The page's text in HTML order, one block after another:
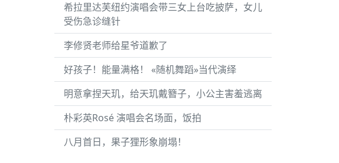
希拉里达芙纽约演唱会带三女上台吃披萨，女儿
受伤急诊缝针
李修贤老师给星爷道歉了
好孩子！能量满格！ «随机舞蹈»当代演绎
明意拿捏天玑，给天玑戴簪子，小公主害羞逃离
朴彩英Rosé 演唱会名场面，饭拍
八月首日，果子狸形象崩塌！